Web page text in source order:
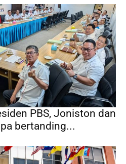
PBS, Joniston dan
bertanding...